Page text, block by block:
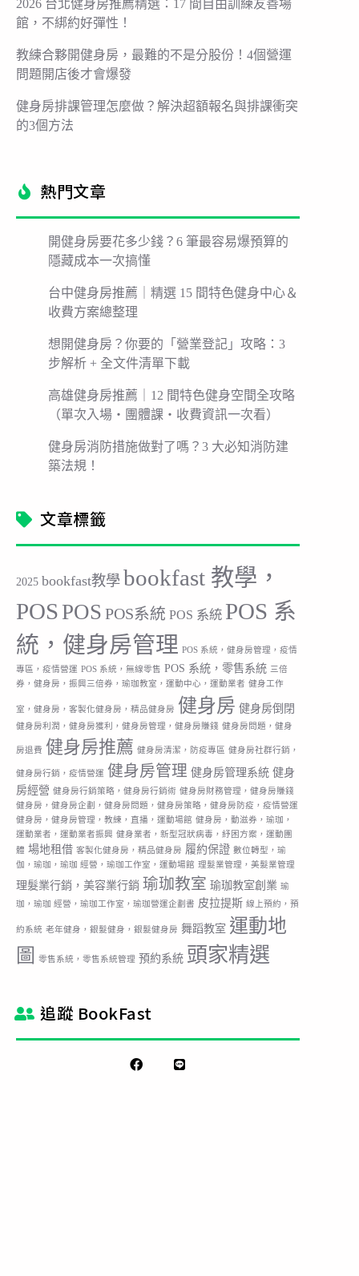
2026 台北健身房推薦精選：17 間自由訓練友善場
館，不綁約好彈性！
教練合夥開健身房，最難的不是分股份！4個營運
問題開店後才會爆發
健身房排課管理怎麼做？解決超額報名與排課衝突
的3個方法
熱門文章​
開健身房要花多少錢？6 筆最容易爆預算的
隱藏成本一次搞懂
台中健身房推薦｜精選 15 間特色健身中心＆
收費方案總整理
想開健身房？你要的「營業登記」攻略：3
步解析 + 全文件清單下載
高雄健身房推薦｜12 間特色健身空間全攻略
（單次入場・團體課・收費資訊一次看）
健身房消防措施做對了嗎？3 大必知消防建
築法規！
文章標籤
2025 bookfast教學 bookfast 教學，
POS POS POS系統 POS 系統 POS 系
統，健身房管理 POS 系統，健身房管理，疫情
專區，疫情營運 POS 系統，無線零售 POS 系統，零售系統 三倍
券，健身房，振興三倍券，瑜珈教室，運動中心，運動業者 健身工作
室，健身房，客製化健身房，精品健身房 健身房 健身房倒閉
健身房利潤，健身房獲利，健身房管理，健身房賺錢 健身房問題，健身
房退費 健身房推薦 健身房清潔，防疫專區 健身房社群行銷，
健身房行銷，疫情營運 健身房管理 健身房管理系統 健身
房經營 健身房行銷策略，健身房行銷術 健身房財務管理，健身房賺錢
健身房，健身房企劃，健身房問題，健身房策略，健身房防疫，疫情營運
健身房，健身房管理，教練，直播，運動場館 健身房，動滋券，瑜珈，
運動業者，運動業者振興 健身業者，新型冠狀病毒，紓困方案，運動團
體 場地租借 客製化健身房，精品健身房 履約保證 數位轉型，瑜
伽，瑜珈，瑜珈 經營，瑜珈工作室，運動場館 理髮業管理，美髮業管理
理髮業行銷，美容業行銷 瑜珈教室 瑜珈教室創業 瑜
珈，瑜珈 經營，瑜珈工作室，瑜珈營運企劃書 皮拉提斯 線上預約，預
約系統 老年健身，銀髮健身，銀髮健身房 舞蹈教室 運動地
圖
零售系統，零售系統管理 預約系統 頭家精選
追蹤 BookFast